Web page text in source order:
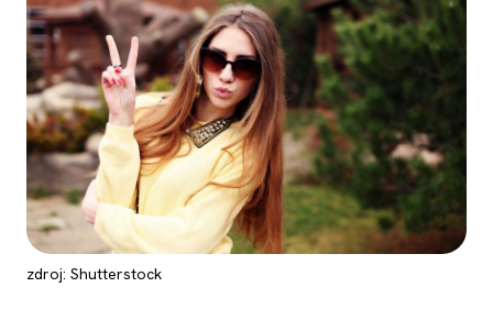
PORADNA
zdroj: Shutterstock